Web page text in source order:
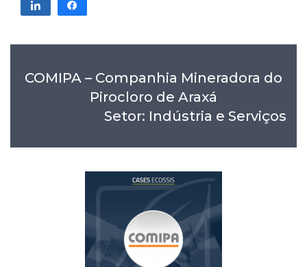
Compartilhar
COMIPA – Companhia Mineradora do
Pirocloro de Araxá
Setor: Indústria e Serviços